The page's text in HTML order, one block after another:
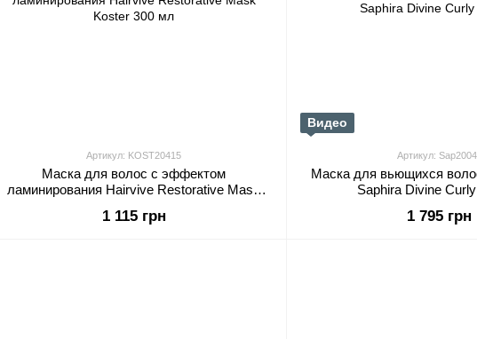
Артикул: KOST20415
Маска для волос с эффектом
ламинирования Hairvive Restorative Mask
1 115 грн
Видео
Артикул:
Маска для вьющихся
Saphira Divine
1 795 грн